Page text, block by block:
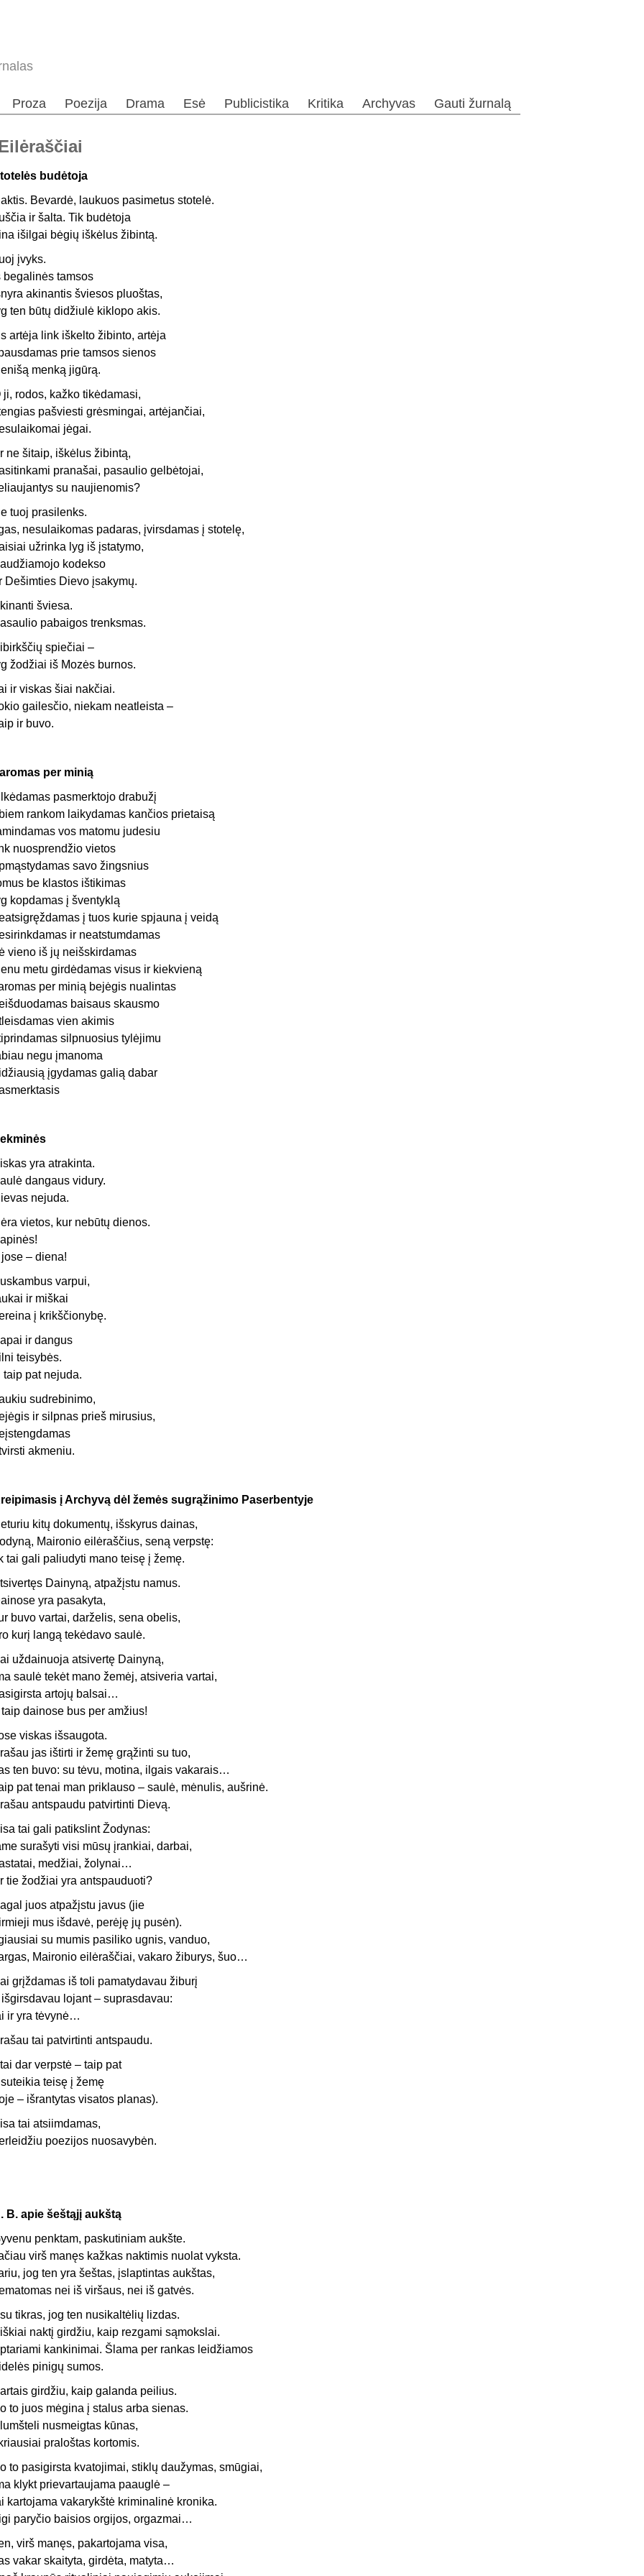
Proza Poezija Drama Esė Publicistika Kritika Archyvas Gauti žurnalą
budėtoja
Bevardė, laukuos pasimetus stotelė.
ir šalta. Tik budėtoja
išilgai bėgių iškėlus žibintą.
įvyks.
begalinės tamsos
akinantis šviesos pluoštas,
ten būtų didžiulė kiklopo akis.
artėja link iškelto žibinto, artėja
prie tamsos sienos
menką jigūrą.
ji, rodos, kažko tikėdamasi,
pašviesti grėsmingai, artėjančiai,
jėgai.
ne šitaip, iškėlus žibintą,
pranašai, pasaulio gelbėtojai,
su naujienomis?
tuoj prasilenks.
nesulaikomas padaras, įvirsdamas į stotelę,
užrinka lyg iš įstatymo,
kodekso
Dešimties Dievo įsakymų.
šviesa.
pabaigos trenksmas.
spiečiai –
žodžiai iš Mozės burnos.
ir viskas šiai nakčiai.
gailesčio, niekam neatleista –
ir buvo.
per minią
pasmerktojo drabužį
rankom laikydamas kančios prietaisą
vos matomu judesiu
nuosprendžio vietos
savo žingsnius
be klastos ištikimas
kopdamas į šventyklą
į tuos kurie spjauna į veidą
ir neatstumdamas
vieno iš jų neišskirdamas
metu girdėdamas visus ir kiekvieną
per minią bejėgis nualintas
baisaus skausmo
vien akimis
silpnuosius tylėjimu
negu įmanoma
įgydamas galią dabar
yra atrakinta.
dangaus vidury.
nejuda.
vietos, kur nebūtų dienos.
jose – diena!
varpui,
ir miškai
į krikščionybę.
ir dangus
teisybės.
taip pat nejuda.
sudrebinimo,
ir silpnas prieš mirusius,
akmeniu.
į Archyvą dėl žemės sugrąžinimo Paserbentyje
kitų dokumentų, išskyrus dainas,
Maironio eilėraščius, seną verpstę:
tai gali paliudyti mano teisę į žemę.
Dainyną, atpažįstu namus.
yra pasakyta,
buvo vartai, darželis, sena obelis,
kurį langą tekėdavo saulė.
uždainuoja atsivertę Dainyną,
saulė tekėt mano žemėj, atsiveria vartai,
artojų balsai…
taip dainose bus per amžius!
viskas išsaugota.
jas ištirti ir žemę grąžinti su tuo,
ten buvo: su tėvu, motina, ilgais vakarais…
pat tenai man priklauso – saulė, mėnulis, aušrinė.
antspaudu patvirtinti Dievą.
tai gali patikslint Žodynas:
surašyti visi mūsų įrankiai, darbai,
medžiai, žolynai…
tie žodžiai yra antspauduoti?
juos atpažįstu javus (jie
mus išdavė, perėję jų pusėn).
su mumis pasiliko ugnis, vanduo,
Maironio eilėraščiai, vakaro žiburys, šuo…
grįždamas iš toli pamatydavau žiburį
išgirsdavau lojant – suprasdavau:
ir yra tėvynė…
tai patvirtinti antspaudu.
dar verpstė – taip pat
teisę į žemę
– išrantytas visatos planas).
tai atsiimdamas,
poezijos nuosavybėn.
B. apie šeštąjį aukštą
penktam, paskutiniam aukšte.
virš manęs kažkas naktimis nuolat vyksta.
jog ten yra šeštas, įslaptintas aukštas,
nei iš viršaus, nei iš gatvės.
tikras, jog ten nusikaltėlių lizdas.
naktį girdžiu, kaip rezgami sąmokslai.
kankinimai. Šlama per rankas leidžiamos
pinigų sumos.
girdžiu, kaip galanda peilius.
to juos mėgina į stalus arba sienas.
nusmeigtas kūnas,
praloštas kortomis.
to pasigirsta kvatojimai, stiklų daužymas, smūgiai,
klykt prievartaujama paauglė –
kartojama vakarykštė kriminalinė kronika.
paryčio baisios orgijos, orgazmai…
virš manęs, pakartojama visa,
vakar skaityta, girdėta, matyta…